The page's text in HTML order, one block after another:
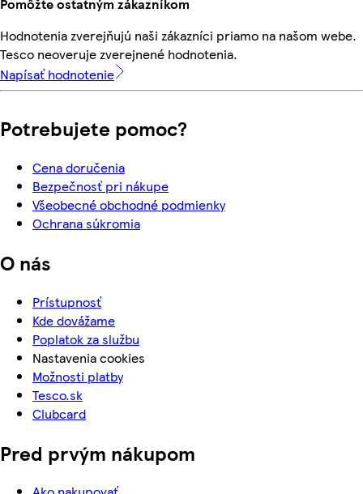
Hodnotenia zverejňujú naši zákazníci priamo na našom webe.
Tesco neoveruje zverejnené hodnotenia.
Napísať hodnotenie
Potrebujete pomoc?
Cena doručenia
Bezpečnosť pri nákupe
Všeobecné obchodné podmienky
Ochrana súkromia
O nás
Prístupnosť
Kde dovážame
Poplatok za službu
Nastavenia cookies
Možnosti platby
Tesco.sk
Clubcard
Pred prvým nákupom